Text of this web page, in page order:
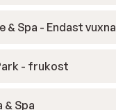
& Spa - Endast vuxna
- frukost
& Spa